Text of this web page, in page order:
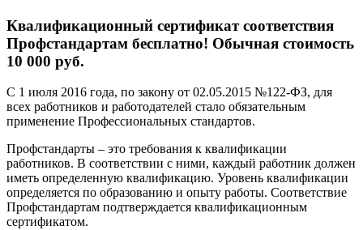
Квалификационный сертификат соответствия
Профстандартам бесплатно! Обычная стоимость
10 000 руб.
С 1 июля 2016 года, по закону от 02.05.2015 №122-ФЗ, для
всех работников и работодателей стало обязательным
применение Профессиональных стандартов.
Профстандарты – это требования к квалификации
работников. В соответствии с ними, каждый работник должен
иметь определенную квалификацию. Уровень квалификации
определяется по образованию и опыту работы. Соответствие
Профстандартам подтверждается квалификационным
сертификатом.